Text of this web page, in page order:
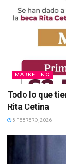
MARKETING
Todo lo que
Rita Cetina
3 FEBRERO, 2026